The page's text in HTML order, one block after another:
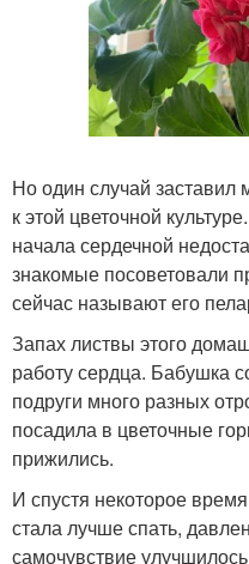
Но один случай
к этой цветочной
начала сердечной
знакомые посоветовали
сейчас называют его
Запах листвы этого
работу сердца. Бабушка
подруги много разных
посадила в цветочные
прижились.
И спустя некоторое
стала лучше спать,
самочувствие